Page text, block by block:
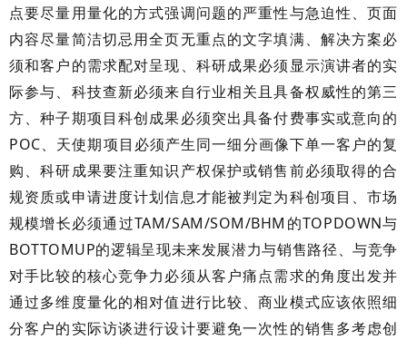
点要尽量用量化的方式强调问题的严重性与急迫性、页面
内容尽量简洁切忌用全页无重点的文字填满、解决方案必
须和客户的需求配对呈现、科研成果必须显示演讲者的实
际参与、科技查新必须来自行业相关且具备权威性的第三
方、种子期项目科创成果必须突出具备付费事实或意向的
POC、天使期项目必须产生同一细分画像下单一客户的复
购、科研成果要注重知识产权保护或销售前必须取得的合
规资质或申请进度计划信息才能被判定为科创项目、市场
规模增长必须通过TAM/SAM/SOM/BHM的TOPDOWN与
BOTTOMUP的逻辑呈现未来发展潜力与销售路径、与竞争
对手比较的核心竞争力必须从客户痛点需求的角度出发并
通过多维度量化的相对值进行比较、商业模式应该依照细
分客户的实际访谈进行设计要避免一次性的销售多考虑创